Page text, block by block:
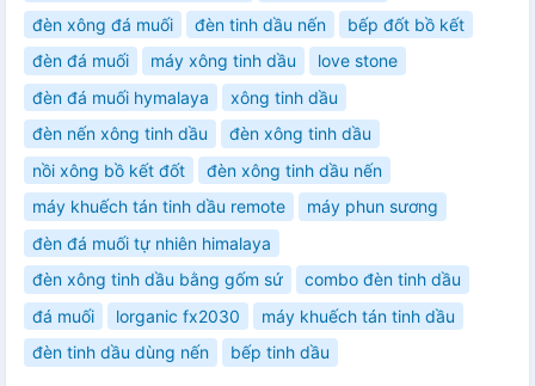
đèn xông đá muối
đèn tinh dầu nến
bếp đốt bồ kết
đèn đá muối
máy xông tinh dầu
love stone
đèn đá muối hymalaya
xông tinh dầu
đèn nến xông tinh dầu
đèn xông tinh dầu
nồi xông bồ kết đốt
đèn xông tinh dầu nến
máy khuếch tán tinh dầu remote
máy phun sương
đèn đá muối tự nhiên himalaya
đèn xông tinh dầu bằng gốm sứ
combo đèn tinh dầu
đá muối
lorganic fx2030
máy khuếch tán tinh dầu
đèn tinh dầu dùng nến
bếp tinh dầu